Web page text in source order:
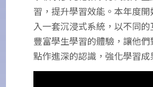
習，提升學習效能。本年度開
入一套沉浸式系統，以不同的
豐富學生學習的體驗，讓他
點作進深的認識，強化學習成